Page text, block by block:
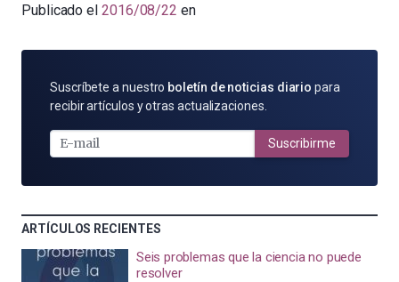
Publicado el 2016/08/22 en
SUSCRÍBETE
POR
MAIL
Suscríbete a nuestro boletín de noticias diario para
recibir artículos y otras actualizaciones.
Suscribirme
ARTÍCULOS RECIENTES
Seis problemas que la ciencia no puede
resolver